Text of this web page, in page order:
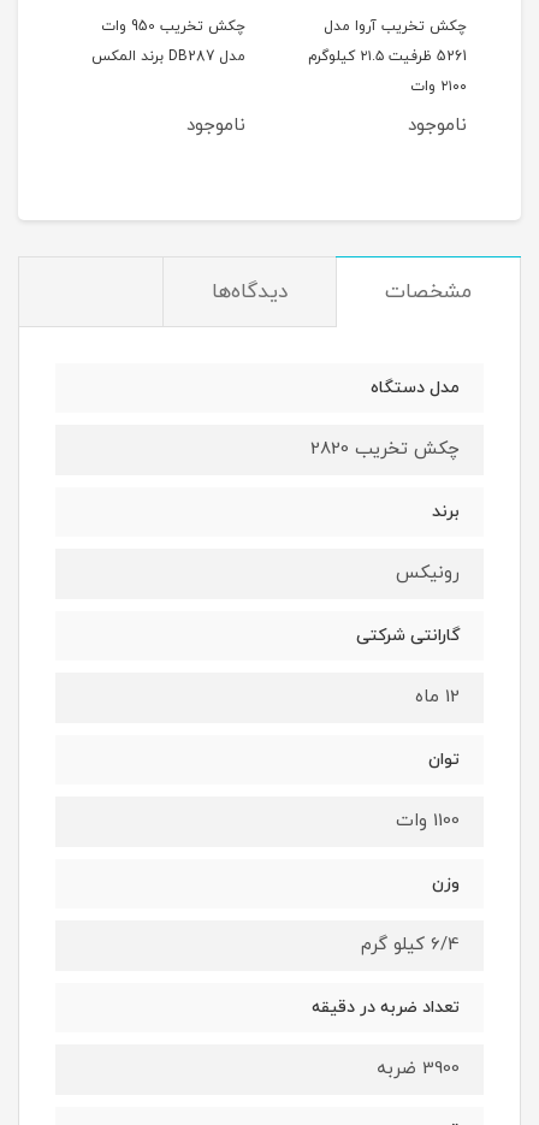
چکش تخریب آروا مدل
5261 ظرفیت ۲۱.۵ کیلوگرم
۲۱۰۰ وات
ناموجود
چکش تخریب 950 وات
مدل DB287 برند المکس
ناموجود
مشخصات دیدگاه‌ها
مدل دستگاه
چکش تخریب 2820
برند
رونیکس
گارانتی شرکتی
12 ماه
توان
1100 وات
وزن
6/4 کیلو گرم
تعداد ضربه در دقیقه
3900 ضربه